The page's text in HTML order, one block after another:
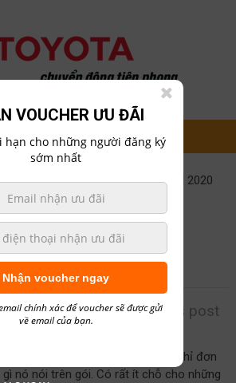
Đánh giá xe Toyota Corolla hybrid 2020
COROLLA
Rate this post
là một trong những chiếc xe chỉ đơn
gì nó nói trên gói. Có rất ít chỗ cho những
VOUCHER ƯU ĐÃI
hạn cho những người đăng ký
sớm nhất
Nhận voucher ngay
chính xác để voucher sẽ được gửi
về email của bạn.